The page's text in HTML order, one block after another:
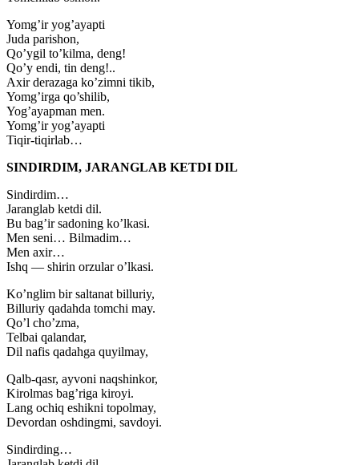
Yomg’ir yog’ayapti
Juda parishon,
Qo’ygil to’kilma, deng!
Qo’y endi, tin deng!..
Axir derazaga ko’zimni tikib,
Yomg’irga qo’shilib,
Yog’ayapman men.
Yomg’ir yog’ayapti
Tiqir-tiqirlab…
SINDIRDIM, JARANGLAB KETDI DIL
Sindirdim…
Jaranglab ketdi dil.
Bu bag’ir sadoning ko’lkasi.
Men seni… Bilmadim…
Men axir…
Ishq — shirin orzular o’lkasi.
Ko’nglim bir saltanat billuriy,
Billuriy qadahda tomchi may.
Qo’l cho’zma,
Telbai qalandar,
Dil nafis qadahga quyilmay,
Qalb-qasr, ayvoni naqshinkor,
Kirolmas bag’riga kiroyi.
Lang ochiq eshikni topolmay,
Devordan oshdingmi, savdoyi.
Sindirding…